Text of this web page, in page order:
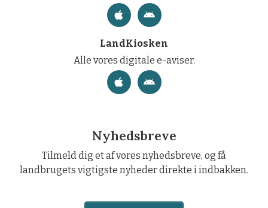
LandKiosken
Alle vores digitale e-aviser.
Nyhedsbreve
Tilmeld dig et af vores nyhedsbreve, og få
landbrugets vigtigste nyheder direkte i indbakken.